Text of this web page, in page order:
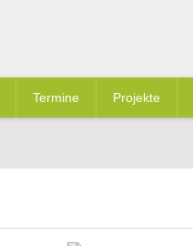
Termine Projekte